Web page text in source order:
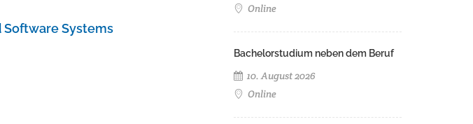
Software Systems
Online
Bachelorstudium neben dem Beruf
10. August 2026
Online